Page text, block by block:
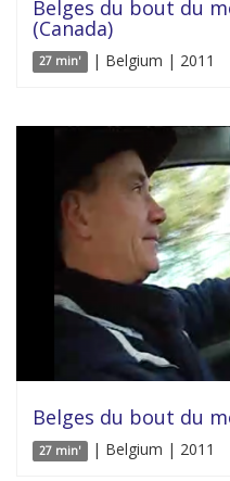
Belges du bout du
(Canada)
27 min' | Belgium | 2011
Belges du bout du
27 min' | Belgium | 2011